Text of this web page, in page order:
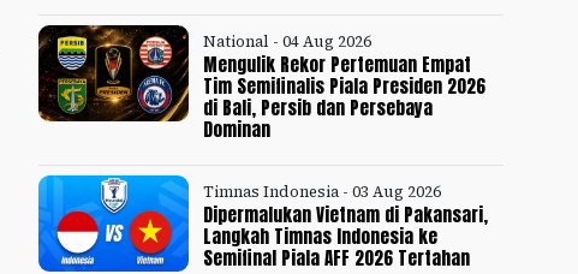
National - 04 Aug 2026
Mengulik Rekor Pertemuan Empat
Tim Semifinalis Piala Presiden 2026
di Bali, Persib dan Persebaya
Dominan
Timnas Indonesia - 03 Aug 2026
Dipermalukan Vietnam di Pakansari,
Langkah Timnas Indonesia ke
Semifinal Piala AFF 2026 Tertahan